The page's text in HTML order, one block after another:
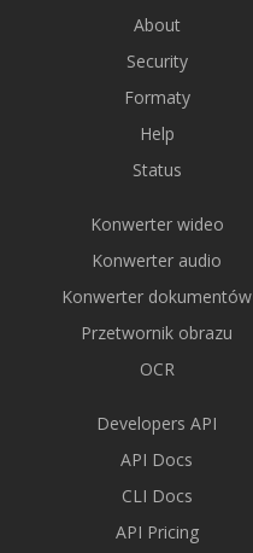
About
Security
Formaty
Help
Status
Konwerter wideo
Konwerter audio
Konwerter dokumentów
Przetwornik obrazu
OCR
Developers API
API Docs
CLI Docs
API Pricing